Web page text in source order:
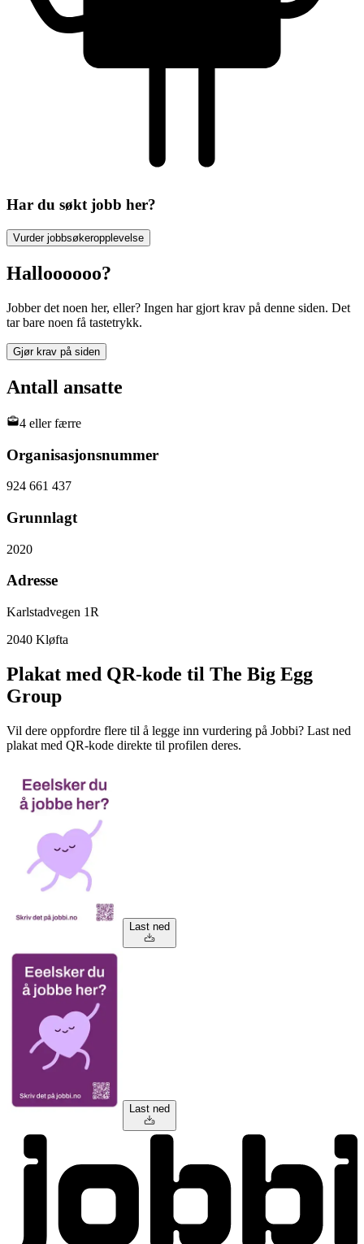
Har du søkt jobb her?
Vurder jobbsøkeropplevelse
Halloooooo?
Jobber det noen her, eller? Ingen har gjort krav på denne siden. Det
tar bare noen få tastetrykk.
Gjør krav på siden
Antall ansatte
4 eller færre
Organisasjonsnummer
924 661 437
Grunnlagt
2020
Adresse
Karlstadvegen 1R
2040 Kløfta
Plakat med QR-kode til The Big Egg
Group
Vil dere oppfordre flere til å legge inn vurdering på Jobbi? Last ned
plakat med QR-kode direkte til profilen deres.
Last ned
Last ned